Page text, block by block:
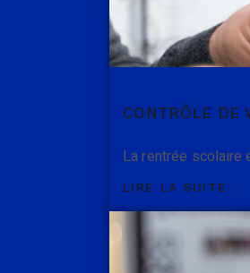
CONTRÔLE DE
La rentrée scolaire
LIRE LA SUITE